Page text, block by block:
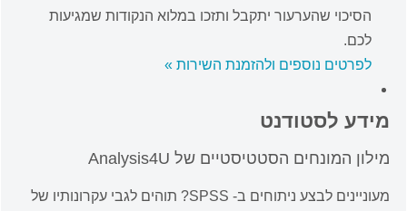
הסיכוי שהערעור יתקבל ותזכו במלוא הנקודות שמגיעות
לכם.
לפרטים נוספים ולהזמנת השירות »
מידע לסטודנט
מילון המונחים הסטטיסטיים של Analysis4U
מעוניינים לבצע ניתוחים ב- SPSS? תוהים לגבי עקרונותיו של